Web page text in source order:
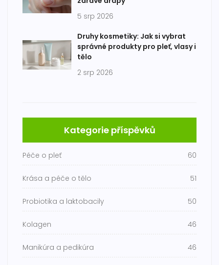
5 srp 2026
Druhy kosmetiky: Jak si vybrat
správné produkty pro pleť, vlasy i
tělo
2 srp 2026
Kategorie příspěvků
Péče o pleť 60
Krása a péče o tělo 51
Probiotika a laktobacily 50
Kolagen 46
Manikúra a pedikúra 46